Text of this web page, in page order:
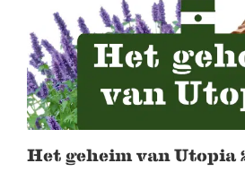
Het geheim van Utopia